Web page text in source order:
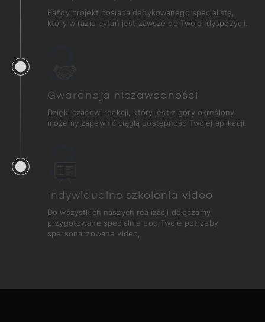
Każdy projekt posiada dedykowanego specjalistę,
który w razie pytań jest zawsze do Twojej dyspozycji.
Gwarancja niezawodności
Dzięki czasowi reakcji, który jest z góry określony
możemy zapewnić ciągłą dostępność Twojej aplikacji.
Indywidualne szkolenia video
Do wszystkich naszych realizacji dołączamy
przygotowane specjalnie pod Twoje potrzeby
spersonalizowane video,